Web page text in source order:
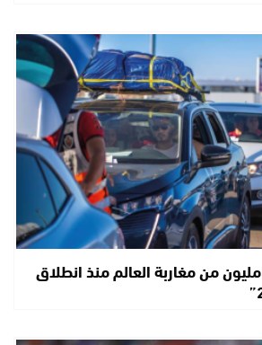
دخول أزيد من 2,7 مليون من مغاربة العالم منذ انطلاق